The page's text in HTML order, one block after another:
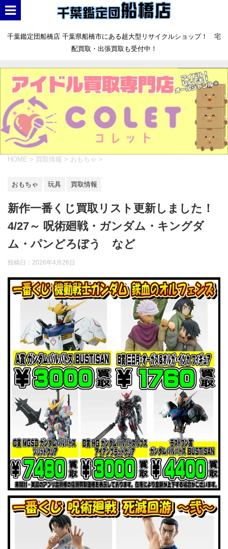
千葉鑑定団船橋店 千葉県船橋市にある超大型リサイクルショップ！ 宅
配買取・出張買取も受付中！
HOME > 買取情報 > おもちゃ >
おもちゃ 玩具 買取情報
新作一番くじ買取リスト更新しました！
4/27～ 呪術廻戦・ガンダム・キングダ
ム・パンどろぼう など
投稿日： 2026年4月26日